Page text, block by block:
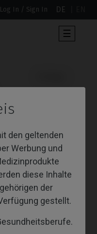
den geltenden
Werbung und
diese Inhalte
der
gestellt.
Log In / Sign In DE
der
☰